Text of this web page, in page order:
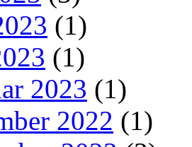
(1)
(1)
2023 (1)
2022 (1)